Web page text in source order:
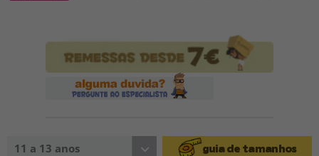
11 a 13 anos guia de tamanhos